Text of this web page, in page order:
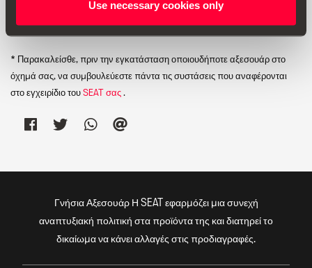
Use necessary cookies only
Εκτύπωση
* Παρακαλείσθε, πριν την εγκατάσταση οποιουδήποτε αξεσουάρ στο
όχημά σας, να συμβουλεύεστε πάντα τις συστάσεις που αναφέρονται
στο εγχειρίδιο τουSEAT σας.
Γνήσια Αξεσουάρ Η SEAT εφαρμόζει μια συνεχή
αναπτυξιακή πολιτική στα προϊόντα της και διατηρεί το
δικαίωμα να κάνει αλλαγές στις προδιαγραφές.